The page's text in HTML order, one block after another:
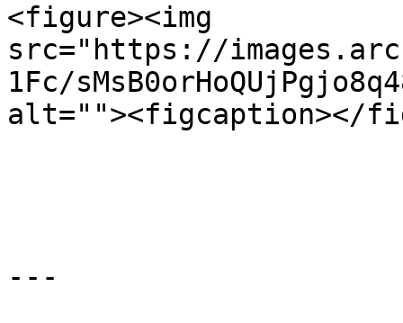
<figure><img
src="https://
1Fc/
alt=""><figcaption></
---